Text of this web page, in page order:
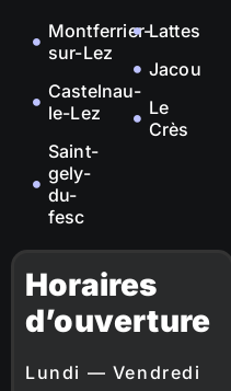
Montferrier-
sur-Lez
Castelnau-
le-Lez
Saint-
gely-
du-
fesc
Lattes
Jacou
Le
Crès
Horaires
d’ouverture
Lundi — Vendredi